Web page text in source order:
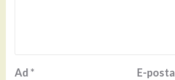
Ad* E-posta